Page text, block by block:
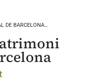
DE BARCELONA…